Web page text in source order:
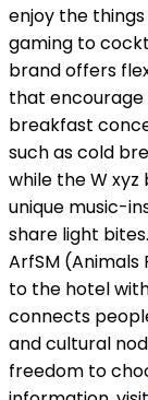
enjoy the
gaming to
brand offers
that
breakfast
such as cold
while the W
unique music-
share light
ArfSM (Animals
to the hotel
connects
and cultural
freedom to